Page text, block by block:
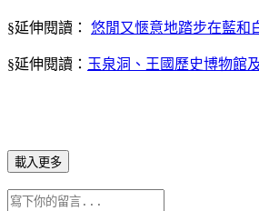
§延伸閱讀： 悠閒又愜意地踏步在藍和
§延伸閱讀： 玉泉洞、王國歷史博物館
載入更多